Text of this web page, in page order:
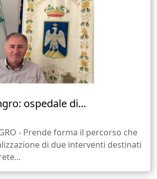
ospedale di...
- Prende forma il percorso che
di due interventi destinati